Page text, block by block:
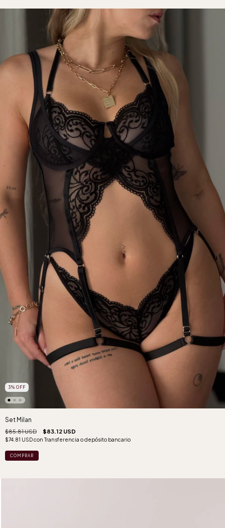
3% OFF
Set Milan
$85.81 USD $83.12 USD
$74.81 USDcon Transferencia o depósito bancario
COMPRAR